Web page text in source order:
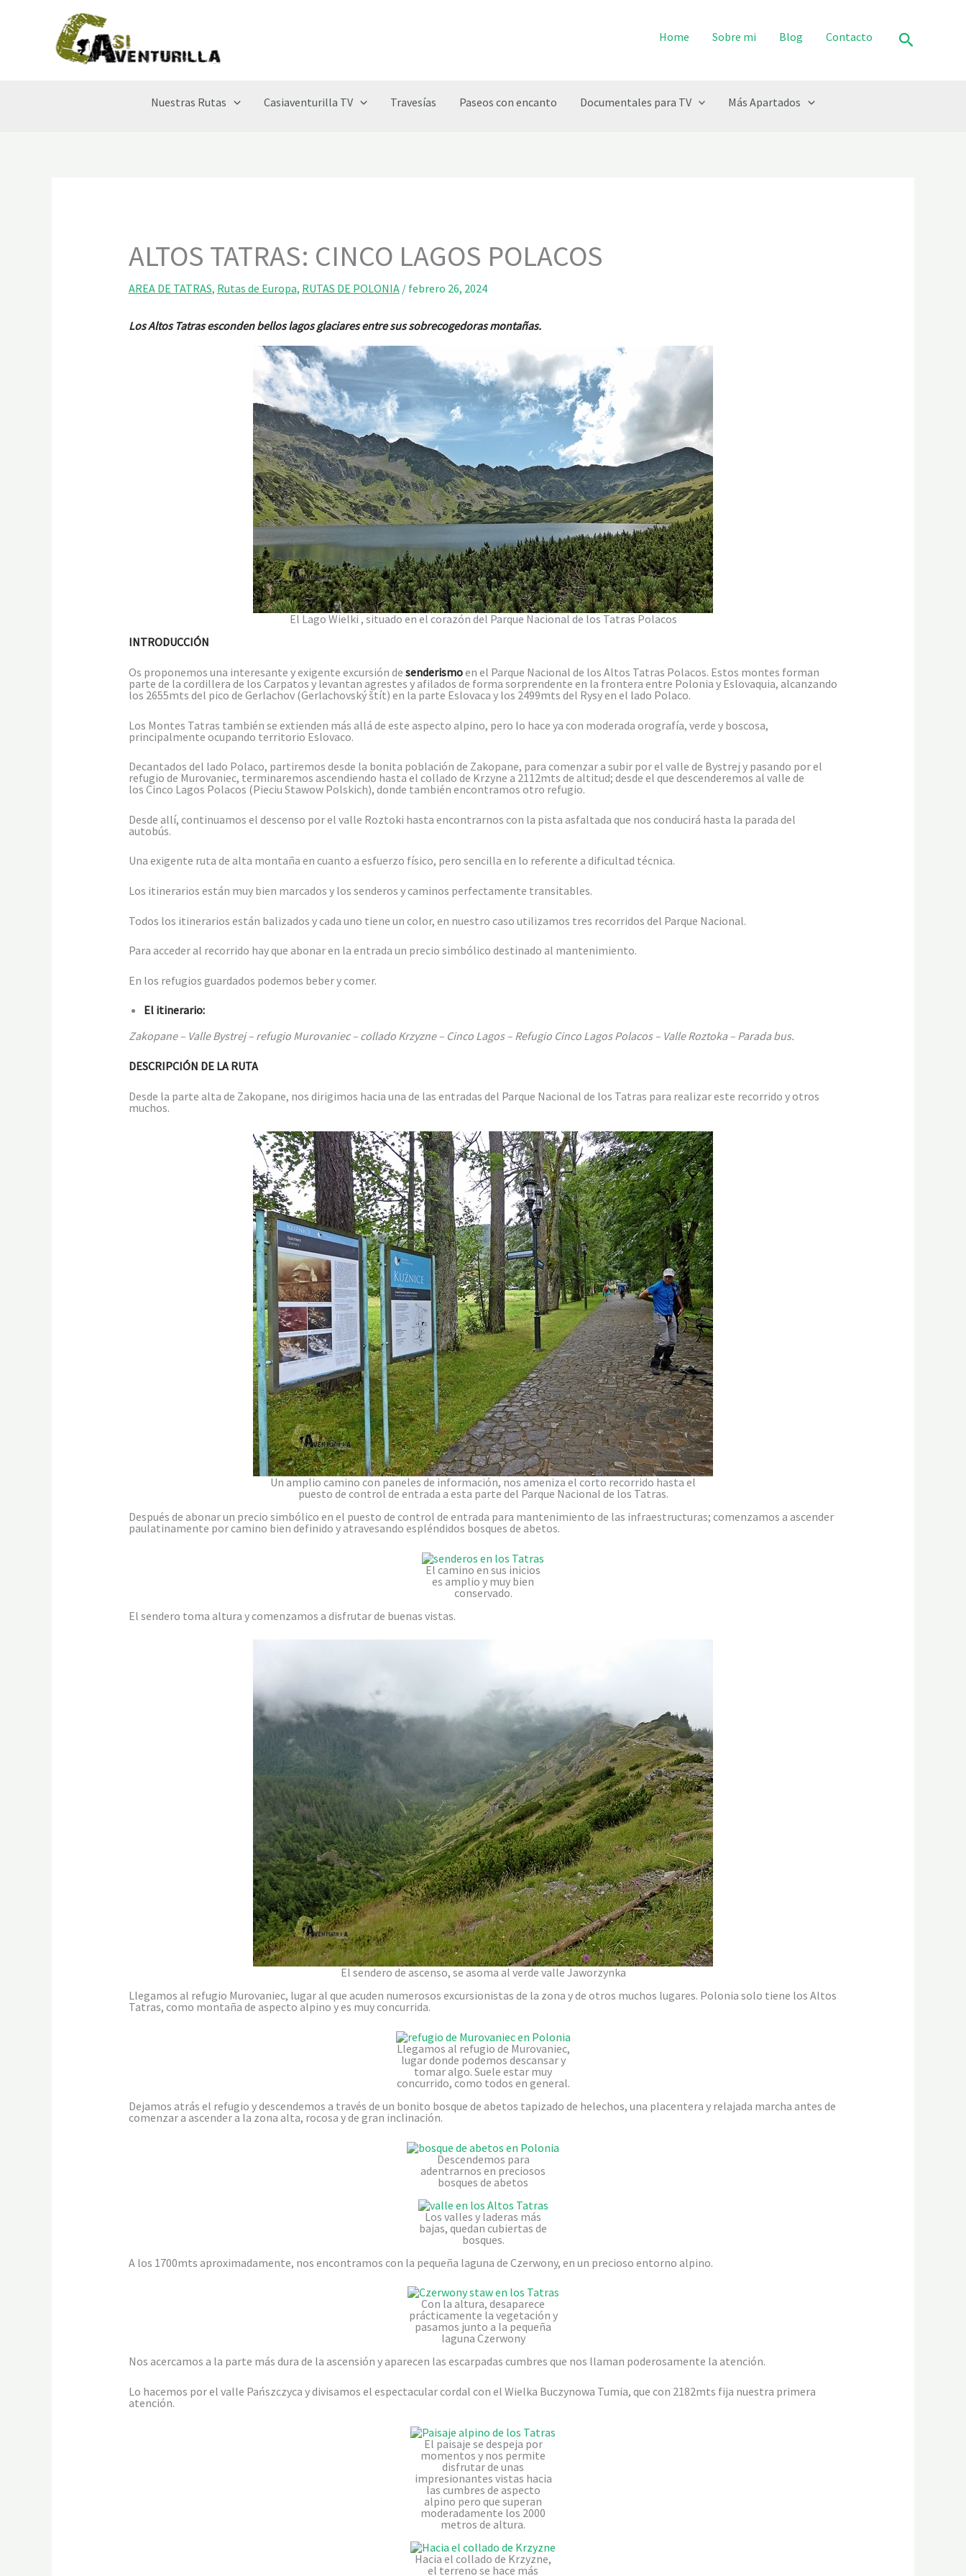
Home Sobre mi Blog Contacto Buscar
Nuestras Rutas Casiaventurilla TV Travesías Paseos con encanto Documentales para TV Más Apartados
ALTOS TATRAS: CINCO LAGOS POLACOS
AREA DE TATRAS, Rutas de Europa, RUTAS DE POLONIA/ febrero 26, 2024
Los Altos Tatras esconden bellos lagos glaciares entre sus sobrecogedoras montañas.
El Lago Wielki , situado en el corazón del Parque Nacional de los Tatras Polacos
INTRODUCCIÓN
Os proponemos una interesante y exigente excursión de senderismoen el Parque Nacional de los Altos Tatras Polacos. Estos montes forman
parte de la cordillera de los Carpatos y levantan agrestes y afilados de forma sorprendente en la frontera entre Polonia y Eslovaquia, alcanzando
los 2655mts del pico de Gerlachov (Gerlachovský štít) en la parte Eslovaca y los 2499mts del Rysy en el lado Polaco.
Los Montes Tatras también se extienden más allá de este aspecto alpino, pero lo hace ya con moderada orografía, verde y boscosa,
principalmente ocupando territorio Eslovaco.
Decantados del lado Polaco, partiremos desde la bonita población de Zakopane, para comenzar a subir por el valle de Bystrej y pasando por el
refugio de Murovaniec, terminaremos ascendiendo hasta el collado de Krzyne a 2112mts de altitud; desde el que descenderemos al valle de
los Cinco Lagos Polacos (Pieciu Stawow Polskich), donde también encontramos otro refugio.
Desde allí, continuamos el descenso por el valle Roztoki hasta encontrarnos con la pista asfaltada que nos conducirá hasta la parada del
autobús.
Una exigente ruta de alta montaña en cuanto a esfuerzo físico, pero sencilla en lo referente a dificultad técnica.
Los itinerarios están muy bien marcados y los senderos y caminos perfectamente transitables.
Todos los itinerarios están balizados y cada uno tiene un color, en nuestro caso utilizamos tres recorridos del Parque Nacional.
Para acceder al recorrido hay que abonar en la entrada un precio simbólico destinado al mantenimiento.
En los refugios guardados podemos beber y comer.
El itinerario:
Zakopane – Valle Bystrej – refugio Murovaniec – collado Krzyzne – Cinco Lagos – Refugio Cinco Lagos Polacos – Valle Roztoka – Parada bus.
DESCRIPCIÓN DE LA RUTA
Desde la parte alta de Zakopane, nos dirigimos hacia una de las entradas del Parque Nacional de los Tatras para realizar este recorrido y otros
muchos.
Un amplio camino con paneles de información, nos ameniza el corto recorrido hasta el
puesto de control de entrada a esta parte del Parque Nacional de los Tatras.
Después de abonar un precio simbólico en el puesto de control de entrada para mantenimiento de las infraestructuras; comenzamos a ascender
paulatinamente por camino bien definido y atravesando espléndidos bosques de abetos.
El camino en sus inicios
es amplio y muy bien
conservado.
El sendero toma altura y comenzamos a disfrutar de buenas vistas.
El sendero de ascenso, se asoma al verde valle Jaworzynka
Llegamos al refugio Murovaniec, lugar al que acuden numerosos excursionistas de la zona y de otros muchos lugares. Polonia solo tiene los Altos
Tatras, como montaña de aspecto alpino y es muy concurrida.
Llegamos al refugio de Murovaniec,
lugar donde podemos descansar y
tomar algo. Suele estar muy
concurrido, como todos en general.
Dejamos atrás el refugio y descendemos a través de un bonito bosque de abetos tapizado de helechos, una placentera y relajada marcha antes de
comenzar a ascender a la zona alta, rocosa y de gran inclinación.
Descendemos para
adentrarnos en preciosos
bosques de abetos
Los valles y laderas más
bajas, quedan cubiertas de
bosques.
A los 1700mts aproximadamente, nos encontramos con la pequeña laguna de Czerwony, en un precioso entorno alpino.
Con la altura, desaparece
prácticamente la vegetación y
pasamos junto a la pequeña
laguna Czerwony
Nos acercamos a la parte más dura de la ascensión y aparecen las escarpadas cumbres que nos llaman poderosamente la atención.
Lo hacemos por el valle Pańszczyca y divisamos el espectacular cordal con el Wielka Buczynowa Tumia, que con 2182mts fija nuestra primera
atención.
El paisaje se despeja por
momentos y nos permite
disfrutar de unas
impresionantes vistas hacia
las cumbres de aspecto
alpino pero que superan
moderadamente los 2000
metros de altura.
Hacia el collado de Krzyzne,
el terreno se hace más